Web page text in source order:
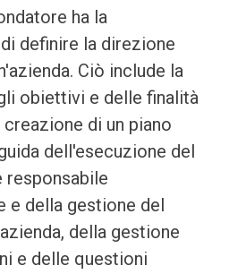
ha la
definire la direzione
Ciò include la
obiettivi e delle finalità
di un piano
dell'esecuzione del
responsabile
e della gestione del
della gestione
e delle questioni